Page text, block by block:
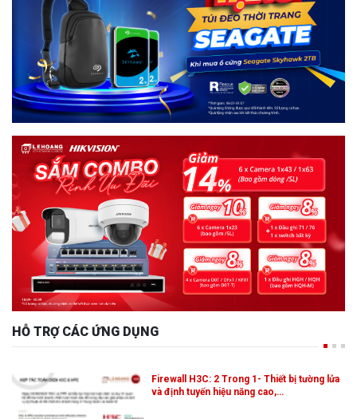
HỖ TRỢ CÁC ỨNG DỤNG
Firewall H3C: 2 Trong 1- Thiết bị tường lửa
và định tuyến hiệu năng cao,…